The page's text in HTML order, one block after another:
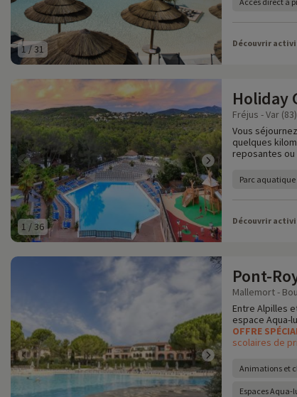
1/31 Découvrir
1 /36
Holiday
Fréjus - Var (83)
Vous
quelques
reposantes ou
Parc
Découvrir
Pont-
Mallemort -
Entre Alpilles
espace Aqua-
OFFRE
scolaires de
Animations et
Espaces